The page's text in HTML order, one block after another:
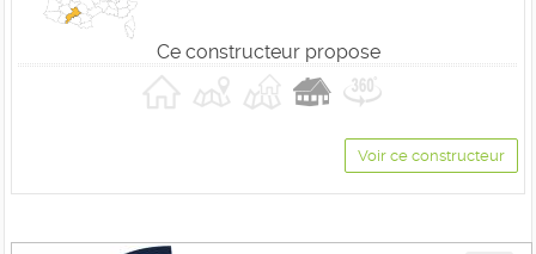
Ce constructeur propose
Voir ce constructeur